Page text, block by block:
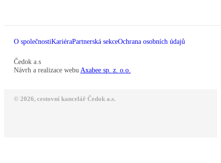
O společnostiKariéraPartnerská sekceOchrana osobních údajů
Čedok a.s
Návrh a realizace webu Axabee sp. z. o.o.
© 2026, cestovní kancelář Čedok a.s.